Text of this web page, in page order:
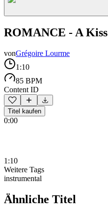
ROMANCE - A Kiss
vonGrégoire Lourme
1:10
85 BPM
Content ID
Titel kaufen
0:00
1:10
Weitere Tags
instrumental
Ähnliche Titel